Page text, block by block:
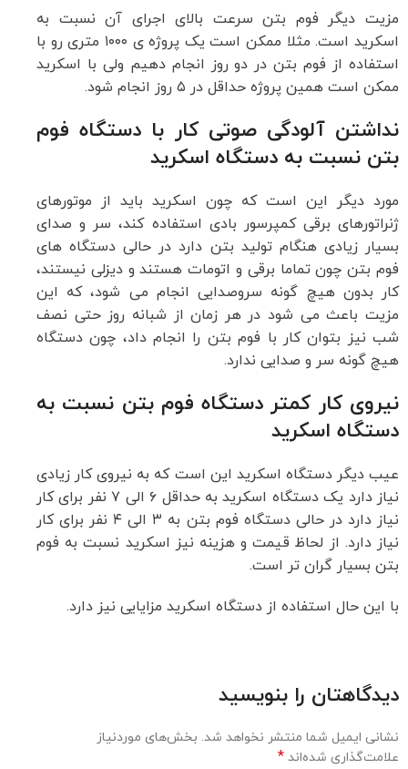
مزیت دیگر فوم بتن سرعت بالای اجرای آن نسبت به
اسکرید است. مثلا ممکن است یک پروژه ی ۱۰۰۰ متری رو با
استفاده از فوم بتن در دو روز انجام دهیم ولی با اسکرید
ممکن است همین پروژه حداقل در ۵ روز انجام شود.
نداشتن آلودگی صوتی کار با دستگاه فوم
بتن نسبت به دستگاه اسکرید
مورد دیگر این است که چون اسکرید باید از موتورهای
ژنراتورهای برقی کمپرسور بادی استفاده کند، سر و صدای
بسیار زیادی هنگام تولید بتن دارد در حالی دستگاه های
فوم بتن چون تماما برقی و اتومات هستند و دیزلی نیستند،
کار بدون هیچ گونه سروصدایی انجام می شود، که این
مزیت باعث می شود در هر زمان از شبانه روز حتی نصف
شب نیز بتوان کار با فوم بتن را انجام داد، چون دستگاه
هیچ گونه سر و صدایی ندارد.
نیروی کار کمتر دستگاه فوم بتن نسبت به
دستگاه اسکرید
عیب دیگر دستگاه اسکرید این است که به نیروی کار زیادی
نیاز دارد یک دستگاه اسکرید به حداقل ۶ الی ۷ نفر برای کار
نیاز دارد در حالی دستگاه فوم بتن به ۳ الی ۴ نفر برای کار
نیاز دارد. از لحاظ قیمت و هزینه نیز اسکرید نسبت به فوم
بتن بسیار گران تر است.
با این حال استفاده از دستگاه اسکرید مزایایی نیز دارد.
دیدگاهتان را بنویسید
نشانی ایمیل شما منتشر نخواهد شد. بخش‌های موردنیاز
علامت‌گذاری شده‌اند *